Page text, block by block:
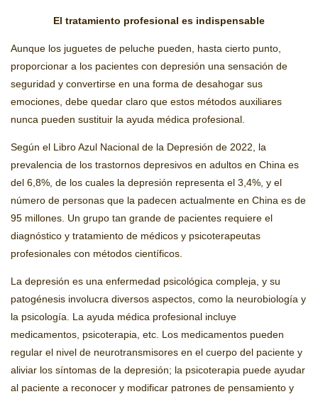
El tratamiento profesional es indispensable
Aunque los juguetes de peluche pueden, hasta cierto punto,
proporcionar a los pacientes con depresión una sensación de
seguridad y convertirse en una forma de desahogar sus
emociones, debe quedar claro que estos métodos auxiliares
nunca pueden sustituir la ayuda médica profesional.
Según el Libro Azul Nacional de la Depresión de 2022, la
prevalencia de los trastornos depresivos en adultos en China es
del 6,8%, de los cuales la depresión representa el 3,4%, y el
número de personas que la padecen actualmente en China es de
95 millones. Un grupo tan grande de pacientes requiere el
diagnóstico y tratamiento de médicos y psicoterapeutas
profesionales con métodos científicos.
La depresión es una enfermedad psicológica compleja, y su
patogénesis involucra diversos aspectos, como la neurobiología y
la psicología. La ayuda médica profesional incluye
medicamentos, psicoterapia, etc. Los medicamentos pueden
regular el nivel de neurotransmisores en el cuerpo del paciente y
aliviar los síntomas de la depresión; la psicoterapia puede ayudar
al paciente a reconocer y modificar patrones de pensamiento y